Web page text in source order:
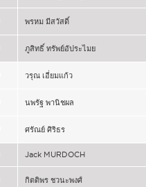
พรหม มีสวัสดิ์
ภูสิทธิ์ ทรัพย์อัประไมย
วรุณ เอี่ยมแก้ว
นพรัฐ พานิชผล
ศรัณย์ ศิริธร
Jack MURDOCH
กิตติพร ชวนะพงศ์